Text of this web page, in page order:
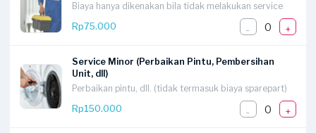
Biaya hanya dikenakan bila tidak melakukan service
Rp75.000
- 0 +
Service Minor (Perbaikan Pintu, Pembersihan
Unit, dll)
Perbaikan pintu, dll. (tidak termasuk biaya sparepart)
Rp150.000
- 0 +